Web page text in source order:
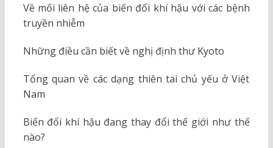
Về mối liên hệ của biến đổi khí hậu với các bệnh
truyền nhiễm
Những điều cần biết về nghị định thư Kyoto
Tổng quan về các dạng thiên tai chủ yếu ở Việt
Nam
Biến đổi khí hậu đang thay đổi thế giới như thế
nào?